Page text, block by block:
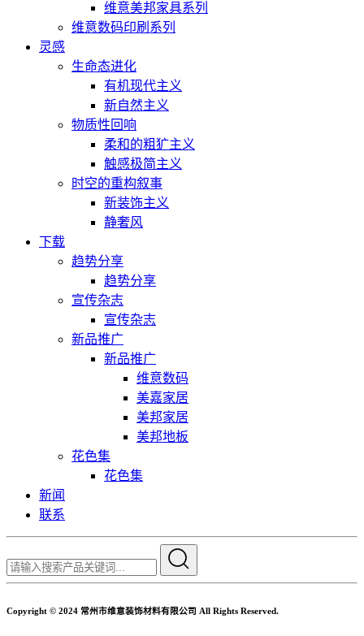
维意美邦家具系列
维意数码印刷系列
灵感
生命态进化
有机现代主义
新自然主义
物质性回响
柔和的粗犷主义
触感极简主义
时空的重构叙事
新装饰主义
静奢风
下载
趋势分享
趋势分享
宣传杂志
宣传杂志
新品推广
新品推广
维意数码
美嘉家居
美邦家居
美邦地板
花色集
花色集
新闻
联系
Copyright © 2024 常州市维意装饰材料有限公司 All Rights Reserved.